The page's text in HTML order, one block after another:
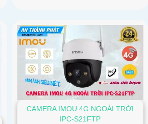
CAMERA IMOU 4G NGOÀI TRỜI
IPC-S21FTP